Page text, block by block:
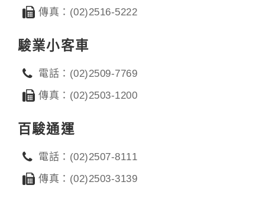
傳真：(02)2516-5222
駿業小客車
電話：(02)2509-7769
傳真：(02)2503-1200
百駿通運
電話：(02)2507-8111
傳真：(02)2503-3139